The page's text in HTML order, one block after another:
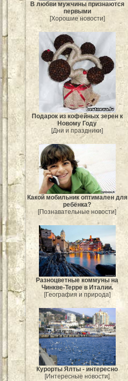
В любви мужчины признаются
первыми
[Хорошие новости]
Подарок из кофейных зерен к
Новому Году
[Дни и праздники]
Какой мобильник оптимален для
ребёнка?
[Познавательные новости]
Разноцветные коммуны на
Чинкве-Терре в Италии.
[География и природа]
Курорты Ялты - интересно
[Интересные новости]